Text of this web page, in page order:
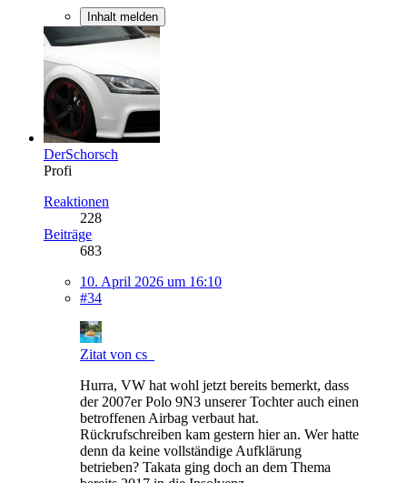
Inhalt melden
DerSchorsch
Profi
Reaktionen
228
Beiträge
683
10. April 2026 um 16:10
#34
Zitat von cs_
Hurra, VW hat wohl jetzt bereits bemerkt, dass
der 2007er Polo 9N3 unserer Tochter auch einen
betroffenen Airbag verbaut hat.
Rückrufschreiben kam gestern hier an. Wer hatte
denn da keine vollständige Aufklärung
betrieben? Takata ging doch an dem Thema